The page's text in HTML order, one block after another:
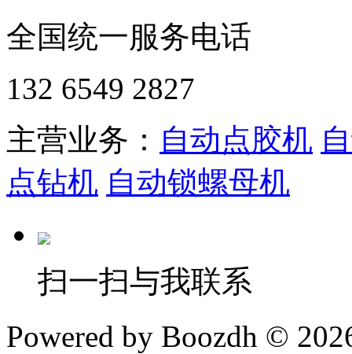
全国统一服务电话
132 6549 2827
主营业务： 自动点胶机
点钻机 自动锁螺母机
扫一扫与我联系
Powered by Boozdh ©